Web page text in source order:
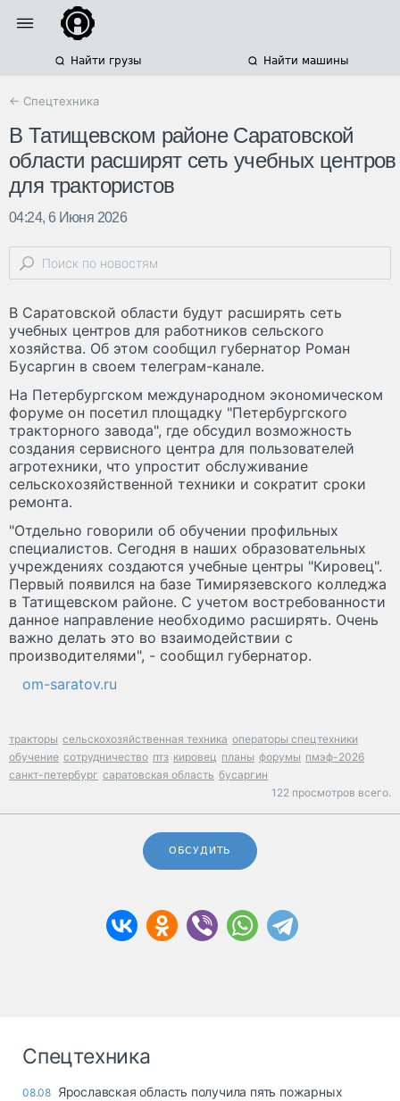
Найти грузы Найти машины
← Спецтехника
В Татищевском районе Саратовской
области расширят сеть учебных центров
для трактористов
04:24, 6 Июня 2026
В Саратовской области будут расширять сеть
учебных центров для работников сельского
хозяйства. Об этом сообщил губернатор Роман
Бусаргин в своем телеграм-канале.
На Петербургском международном экономическом
форуме он посетил площадку "Петербургского
тракторного завода", где обсудил возможность
создания сервисного центра для пользователей
агротехники, что упростит обслуживание
сельскохозяйственной техники и сократит сроки
ремонта.
"Отдельно говорили об обучении профильных
специалистов. Сегодня в наших образовательных
учреждениях создаются учебные центры "Кировец".
Первый появился на базе Тимирязевского колледжа
в Татищевском районе. С учетом востребованности
данное направление необходимо расширять. Очень
важно делать это во взаимодействии с
производителями", - сообщил губернатор.
om-saratov.ru
тракторы сельскохозяйственная техника операторы спецтехники
обучение сотрудничество птз кировец планы форумы пмэф-2026
санкт-петербург саратовская область бусаргин
122 просмотров всего.
ОБСУДИТЬ
Спецтехника
08.08 Ярославская область получила пять пожарных